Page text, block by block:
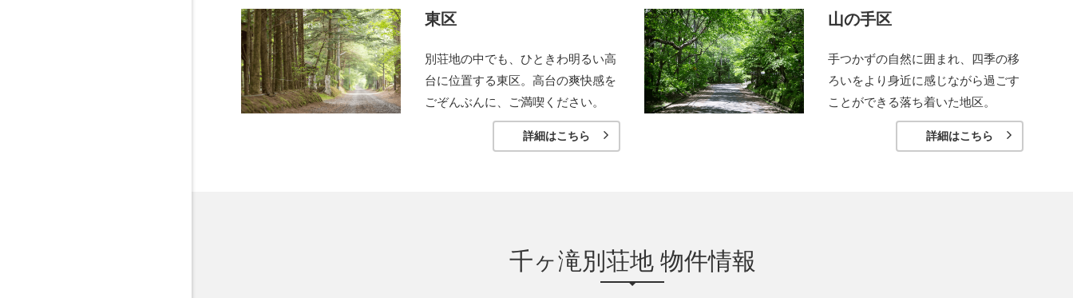
東区
別荘地の中でも、ひときわ明るい高
台に位置する東区。高台の爽快感を
ごぞんぶんに、ご満喫ください。
詳細はこちら
山の手区
手つかずの自然に囲まれ、四季の移
ろいをより身近に感じながら過ごす
ことができる落ち着いた地区。
詳細はこちら
千ヶ滝別荘地 物件情報